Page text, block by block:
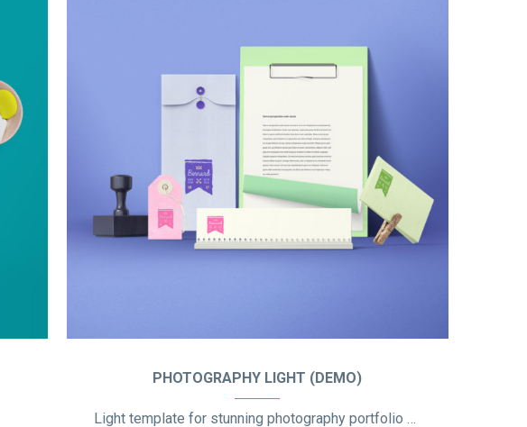
PHOTOGRAPHY LIGHT (DEMO)
Light template for stunning photography portfolio page